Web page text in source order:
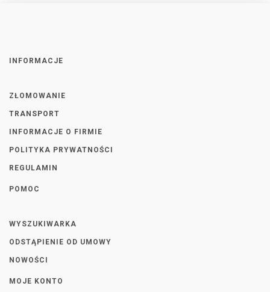
INFORMACJE
ZŁOMOWANIE
TRANSPORT
INFORMACJE O FIRMIE
POLITYKA PRYWATNOŚCI
REGULAMIN
POMOC
WYSZUKIWARKA
ODSTĄPIENIE OD UMOWY
NOWOŚCI
MOJE KONTO